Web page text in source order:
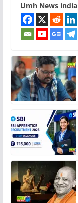
Umh News india